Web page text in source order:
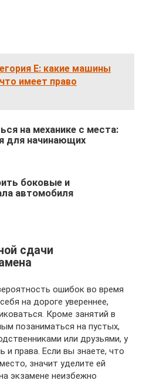
Е: какие машины
имеет право
на механике с места:
для начинающих
боковые и
автомобиля
сдачи
ошибок во время
на дороге увереннее,
Кроме занятий в
позаниматься на пустых,
или друзьями, у
и права. Если вы знаете, что
значит уделите ей
экзамене неизбежно